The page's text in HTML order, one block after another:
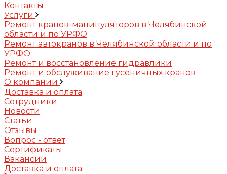
Контакты
Услуги
Ремонт кранов-манипуляторов в Челябинской
области и по УРФО
Ремонт автокранов в Челябинской области и по
УРФО
Ремонт и восстановление гидравлики
Ремонт и обслуживание гусеничных кранов
О компании
Доставка и оплата
Сотрудники
Новости
Статьи
Отзывы
Вопрос - ответ
Сертификаты
Вакансии
Доставка и оплата